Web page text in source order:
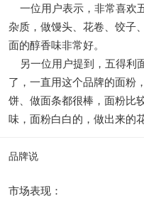
一位用户表示，非常喜欢
杂质，做馒头、花卷、饺子
面的醇香味非常好。
另一位用户提到，五得利
了，一直用这个品牌的面粉
饼、做面条都很棒，面粉比
味，面粉白白的，做出来的
品牌说
市场表现：